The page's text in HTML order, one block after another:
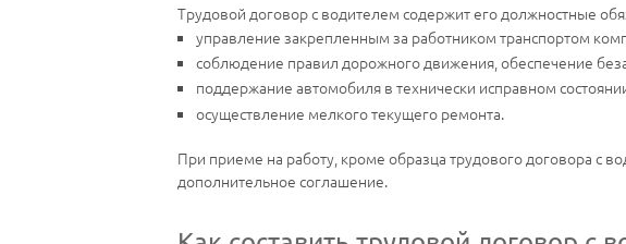
Трудовой договор с водителем содержит его должностные
управление закрепленным за работником транспортом
соблюдение правил дорожного движения, обеспечение
поддержание автомобиля в технически исправном
осуществление мелкого текущего ремонта.
При приеме на работу, кроме образца трудового договора с
дополнительное соглашение.